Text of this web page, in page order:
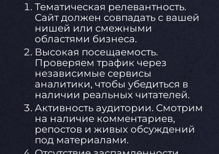
Тематическая релевантность.
Сайт должен совпадать с вашей
нишей или смежными
областями бизнеса.
Высокая посещаемость.
Проверяем трафик через
независимые сервисы
аналитики, чтобы убедиться в
наличии реальных читателей.
Активность аудитории. Смотрим
на наличие комментариев,
репостов и живых обсуждений
под материалами.